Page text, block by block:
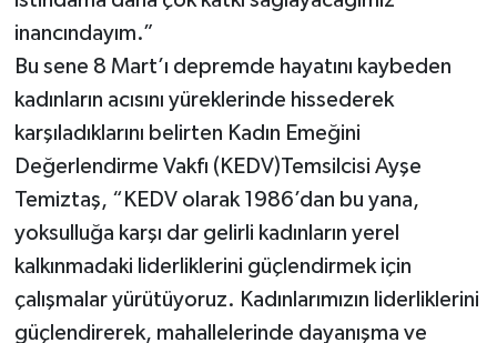
inancındayım.”
Bu sene 8 Mart’ı depremde hayatını kaybeden
kadınların acısını yüreklerinde hissederek
karşıladıklarını belirten Kadın Emeğini
Değerlendirme Vakfı (KEDV)Temsilcisi Ayşe
Temiztaş, “KEDV olarak 1986’dan bu yana,
yoksulluğa karşı dar gelirli kadınların yerel
kalkınmadaki liderliklerini güçlendirmek için
çalışmalar yürütüyoruz. Kadınlarımızın liderliklerini
güçlendirerek, mahallelerinde dayanışma ve